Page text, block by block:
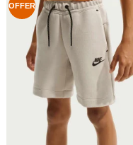
OFFER